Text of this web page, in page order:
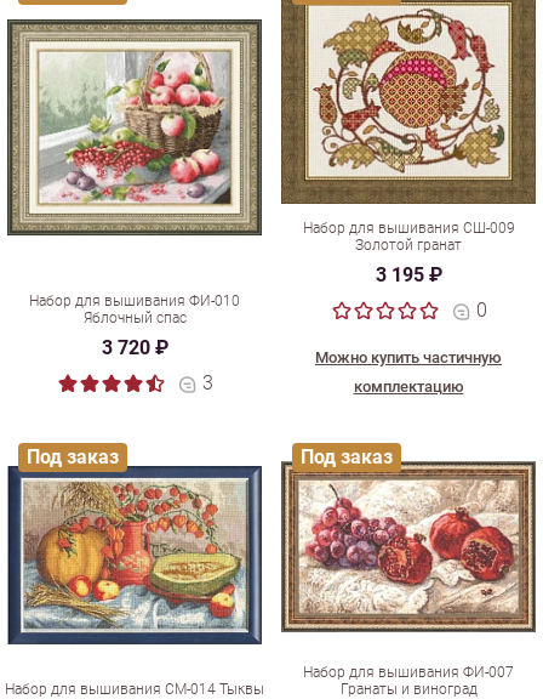
Набор для вышивания ФИ-010
Яблочный спас
3 720 ₽
3
Набор для вышивания СШ-009
Золотой гранат
3 195 ₽
0
Можно купить частичную
комплектацию
Набор для вышивания СМ-014 Тыквы
Под заказ
Набор для вышивания ФИ-007
Гранаты и виноград
Под заказ